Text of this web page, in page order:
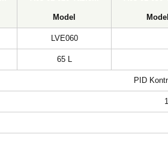
Model Model
LVE060
65 L
PID